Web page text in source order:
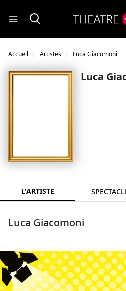
Accueil Artistes Luca Giacomoni
Luca
L'ARTISTE
Luca Giacomoni